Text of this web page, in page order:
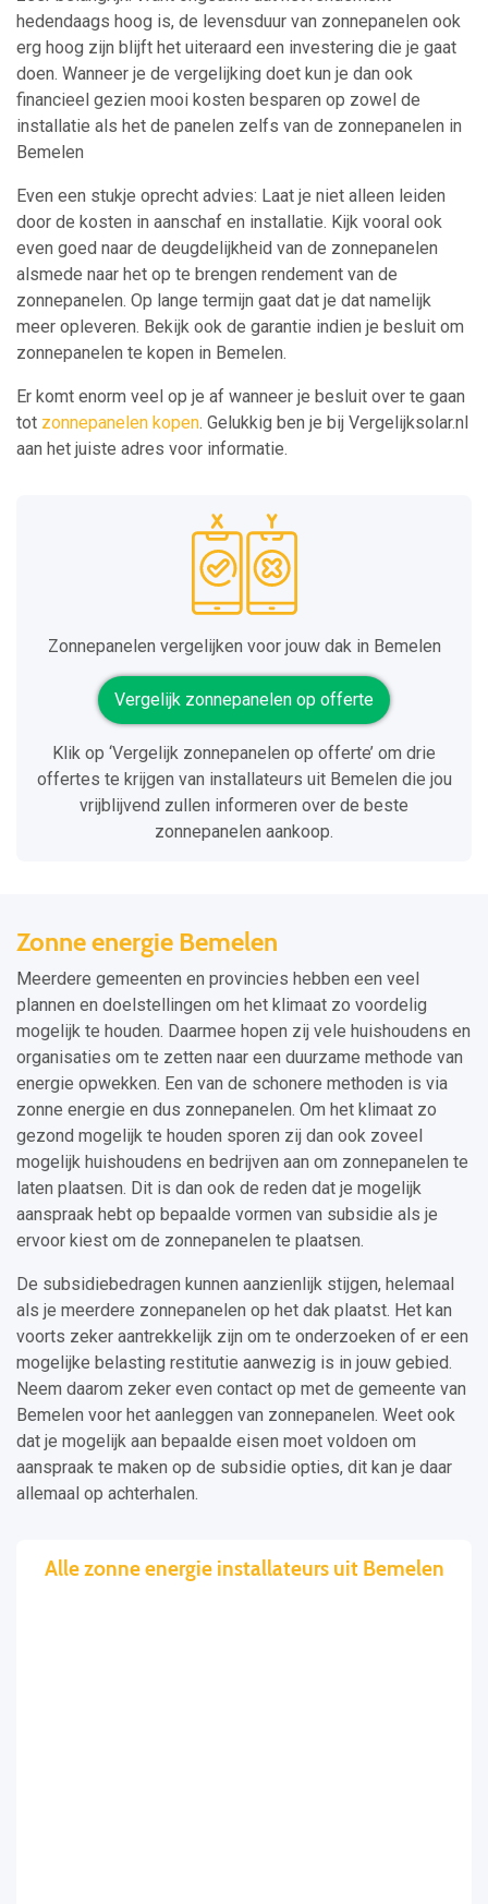
hedendaags hoog is, de levensduur van zonnepanelen ook
erg hoog zijn blijft het uiteraard een investering die je gaat
doen. Wanneer je de vergelijking doet kun je dan ook
financieel gezien mooi kosten besparen op zowel de
installatie als het de panelen zelfs van de zonnepanelen in
Bemelen
Even een stukje oprecht advies: Laat je niet alleen leiden
door de kosten in aanschaf en installatie. Kijk vooral ook
even goed naar de deugdelijkheid van de zonnepanelen
alsmede naar het op te brengen rendement van de
zonnepanelen. Op lange termijn gaat dat je dat namelijk
meer opleveren. Bekijk ook de garantie indien je besluit om
zonnepanelen te kopen in Bemelen.
Er komt enorm veel op je af wanneer je besluit over te gaan
tot zonnepanelen kopen. Gelukkig ben je bij Vergelijksolar.nl
aan het juiste adres voor informatie.
Zonnepanelen vergelijken voor jouw dak in Bemelen
Vergelijk zonnepanelen op offerte
Klik op ‘Vergelijk zonnepanelen op offerte’ om drie
offertes te krijgen van installateurs uit Bemelen die jou
vrijblijvend zullen informeren over de beste
zonnepanelen aankoop.
Zonne energie Bemelen
Meerdere gemeenten en provincies hebben een veel
plannen en doelstellingen om het klimaat zo voordelig
mogelijk te houden. Daarmee hopen zij vele huishoudens en
organisaties om te zetten naar een duurzame methode van
energie opwekken. Een van de schonere methoden is via
zonne energie en dus zonnepanelen. Om het klimaat zo
gezond mogelijk te houden sporen zij dan ook zoveel
mogelijk huishoudens en bedrijven aan om zonnepanelen te
laten plaatsen. Dit is dan ook de reden dat je mogelijk
aanspraak hebt op bepaalde vormen van subsidie als je
ervoor kiest om de zonnepanelen te plaatsen.
De subsidiebedragen kunnen aanzienlijk stijgen, helemaal
als je meerdere zonnepanelen op het dak plaatst. Het kan
voorts zeker aantrekkelijk zijn om te onderzoeken of er een
mogelijke belasting restitutie aanwezig is in jouw gebied.
Neem daarom zeker even contact op met de gemeente van
Bemelen voor het aanleggen van zonnepanelen. Weet ook
dat je mogelijk aan bepaalde eisen moet voldoen om
aanspraak te maken op de subsidie opties, dit kan je daar
allemaal op achterhalen.
Alle zonne energie installateurs uit Bemelen